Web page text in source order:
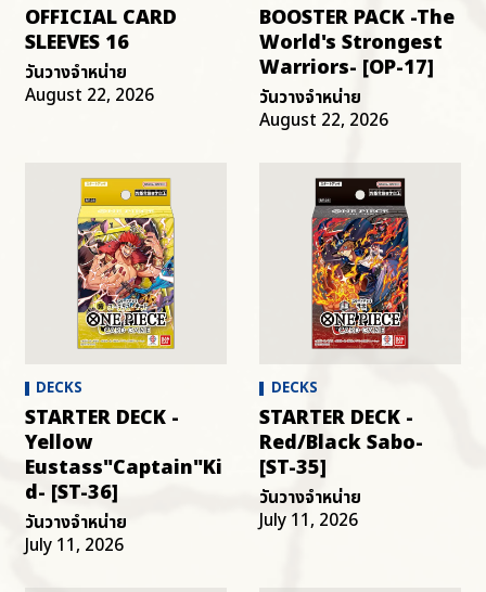
OFFICIAL CARD
SLEEVES 16
วันวางจำหน่าย
August 22, 2026
BOOSTER PACK -The
World's Strongest
Warriors- [OP-17]
วันวางจำหน่าย
August 22, 2026
DECKS
STARTER DECK -
Yellow
Eustass"Captain"Ki
d- [ST-36]
วันวางจำหน่าย
July 11, 2026
DECKS
STARTER DECK -
Red/Black Sabo-
[ST-35]
วันวางจำหน่าย
July 11, 2026